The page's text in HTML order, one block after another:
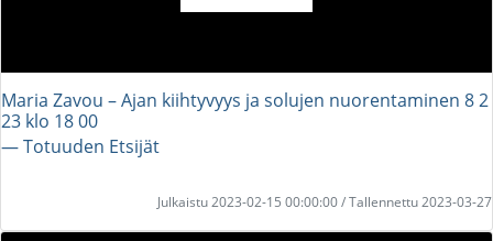
Maria Zavou – Ajan kiihtyvyys ja solujen nuorentaminen 8 2
23 klo 18 00
― Totuuden Etsijät
Julkaistu 2023-02-15 00:00:00 / Tallennettu 2023-03-27